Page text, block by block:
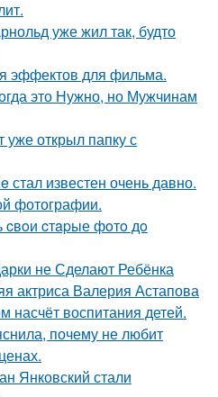
уже жил так, будто
эффектов для фильма.
это Нужно, но Мужчинам
уже открыл папку с
стал известен очень давно.
фотографии.
cвoи cтapые фoтo дo
не Сделают Ребёнка
актриса Валерия Астапова
насчёт воспитания детей.
почему не любит
Янковский стали